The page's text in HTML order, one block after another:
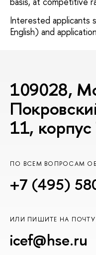
Interested applicants
English) and
109028,
11, корпус
ПО ВСЕМ ВОПРОСАМ
+7 (495)
ИЛИ ПИШИТЕ НА ПОЧТУ
icef@hse.ru